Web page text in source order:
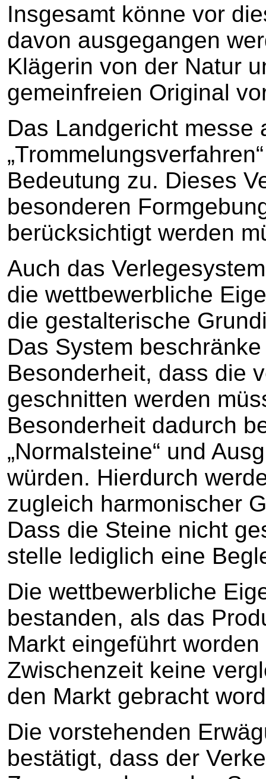
Insgesamt könne vor
davon ausgegangen
Klägerin von der Natur
gemeinfreien Original
Das Landgericht messe
Bedeutung zu. Dieses
besonderen
berücksichtigt werden
Auch das
die wettbewerbliche
die gestalterische
Das System
Besonderheit, dass die
geschnitten werden
Besonderheit dadurch
„Normalsteine“ und
würden. Hierdurch
zugleich harmonischer
Dass die Steine nicht
stelle lediglich eine
Die wettbewerbliche
bestanden, als das
Markt eingeführt
Zwischenzeit keine
den Markt gebracht
Die vorstehenden
bestätigt, dass der